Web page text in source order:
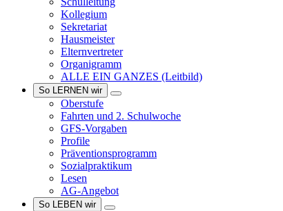
Kollegium
Sekretariat
Hausmeister
Elternvertreter
Organigramm
ALLE EIN GANZES (Leitbild)
So LERNEN wir
Oberstufe
Fahrten und 2. Schulwoche
GFS-Vorgaben
Profile
Präventionsprogramm
Sozialpraktikum
Lesen
AG-Angebot
So LEBEN wir